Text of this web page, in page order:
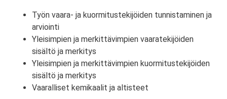
Työn vaara- ja kuormitustekijöiden tunnistaminen ja
arviointi
Yleisimpien ja merkittävimpien vaaratekijöiden
sisältö ja merkitys
Yleisimpien ja merkittävimpien kuormitustekijöiden
sisältö ja merkitys
Vaaralliset kemikaalit ja altisteet